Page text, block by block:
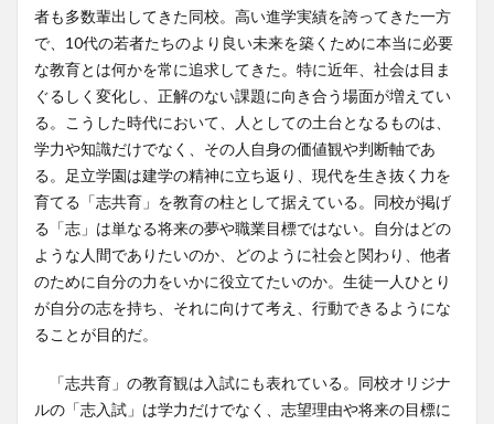
者も多数輩出してきた同校。高い進学実績を誇ってきた一方
で、10代の若者たちのより良い未来を築くために本当に必要
な教育とは何かを常に追求してきた。特に近年、社会は目ま
ぐるしく変化し、正解のない課題に向き合う場面が増えてい
る。こうした時代において、人としての土台となるものは、
学力や知識だけでなく、その人自身の価値観や判断軸であ
る。足立学園は建学の精神に立ち返り、現代を生き抜く力を
育てる「志共育」を教育の柱として据えている。同校が掲げ
る「志」は単なる将来の夢や職業目標ではない。自分はどの
ような人間でありたいのか、どのように社会と関わり、他者
のために自分の力をいかに役立てたいのか。生徒一人ひとり
が自分の志を持ち、それに向けて考え、行動できるようにな
ることが目的だ。
「志共育」の教育観は入試にも表れている。同校オリジナ
ルの「志入試」は学力だけでなく、志望理由や将来の目標に